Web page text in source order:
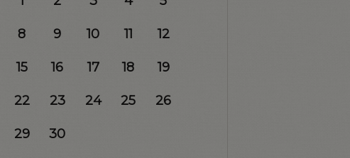
8 9 10 11 12
15 16 17 18 19
22 23 24 25 26
29 30